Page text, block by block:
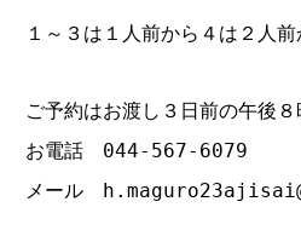
１～３は１人前から４は２人
ご予約はお渡し３日前の午後
お電話 044‐567‐6079
メール